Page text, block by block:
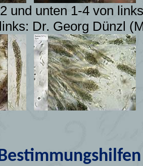
und unten 1-4 von
Dr. Georg Dünzl